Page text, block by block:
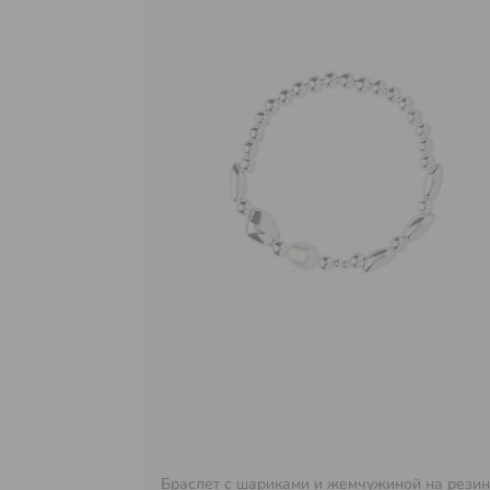
Браслет с шариками и жемчужиной на